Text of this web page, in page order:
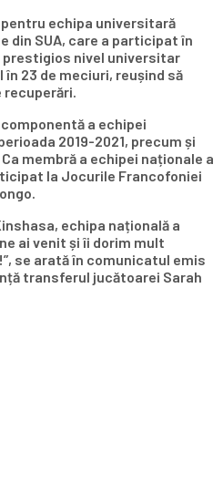
echipa universitară
din SUA, care a participat în
prestigios nivel universitar
23 de meciuri, reușind să
recuperări.
a echipei
2019-2021, precum și
membră a echipei naționale a
la Jocurile Francofoniei
echipa națională a
ai venit și îi dorim mult
se arată în comunicatul emis
transferul jucătoarei Sarah